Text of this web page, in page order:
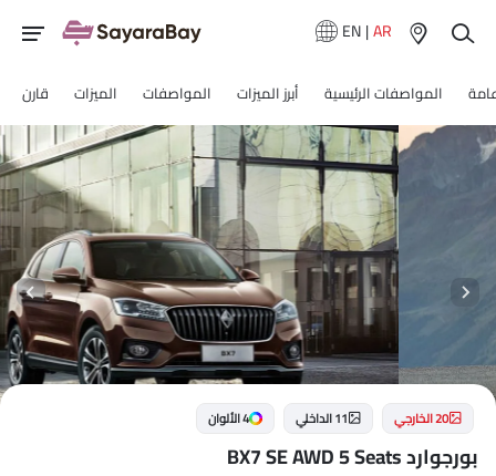
EN|AR
المواصفات الرئيسية أبرز الميزات المواصفات الميزات قارن
20 الخارجي 11 الداخلي 4 الألوان
بورجوارد BX7 SE AWD 5 Seats